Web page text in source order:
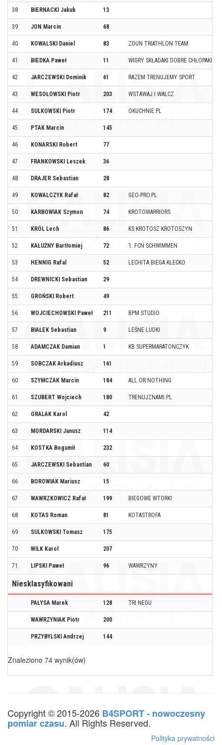
38 BIERNACKI Jakub 13
39 JON Marcin 68
40 KOWALSKI Daniel 83 ZDUN TRIATHLON TEAM
41 BIEDKA Paweł 11 WIGRY SKŁADAKI DOBRE CHŁOPAKI
42 JARCZEWSKI Dominik 61 RAZEM TRENUJEMY SPORT
43 WESOŁOWSKI Piotr 203 WSTAWAJ I WALCZ
44 SULKOWSKI Piotr 174 OKUCHNIE.PL
45 PTAK Marcin 145
46 KONARSKI Robert 77
47 FRANKOWSKI Leszek 36
48 DRAJER Sebastian 28
49 KOWALCZYK Rafał 82 GEO-PRO.PL
50 KARBOWIAK Szymon 74 KROTOWARRIORS
51 KRÓL Lech 86 KS KROTOSZ KROTOSZYN
52 KAŁUŻNY Bartłomiej 72 1. FCN SCHWIMMEN
53 HENNIG Rafal 52 LECHITA BIEGA KŁECKO
54 DREWNICKI Sebastian 29
55 GROŃSKI Robert 49
56 WOJCIECHOWSKI Paweł 211 BPM STUDIO
57 BIAŁEK Sebastian 9 LEŚNE LUDKI
58 ADAMCZAK Damian 1 KB SUPERMARATONCZYK
59 SOBCZAK Arkadiusz 161
60 SZYMCZAK Marcin 184 ALL OR NOTHING
61 SZUBERT Wojciech 180 TRENUJZNAMI.PL
62 GRALAK Karol 42
63 MORDARSKI Janusz 114
64 KOSTKA Bogumił 232
65 JARCZEWSKI Sebastian 60
66 BOROWIAK Mariusz 15
67 WAWRZKOWICZ Rafał 199 BIEGOWE WTORKI
68 KOTAS Roman 81 KOTASTROFA
69 SULKOWSKI Tomasz 175
70 WILK Karol 207
71 LIPSKI Paweł 96 WAWRZYNY
Niesklasyfikowani
PAŁYSA Marek 128 TRI NEGU
WAWRZYNIAK Piotr 200
PRZYBYLSKI Andrzej 144
Znaleziono 74 wynik(ów)
Copyright © 2015-2026 B4SPORT - nowoczesny
pomiar czasu. All Rights Reserved.
Polityka prywatności